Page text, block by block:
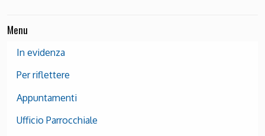
Menu
In evidenza
Per riflettere
Appuntamenti
Ufficio Parrocchiale